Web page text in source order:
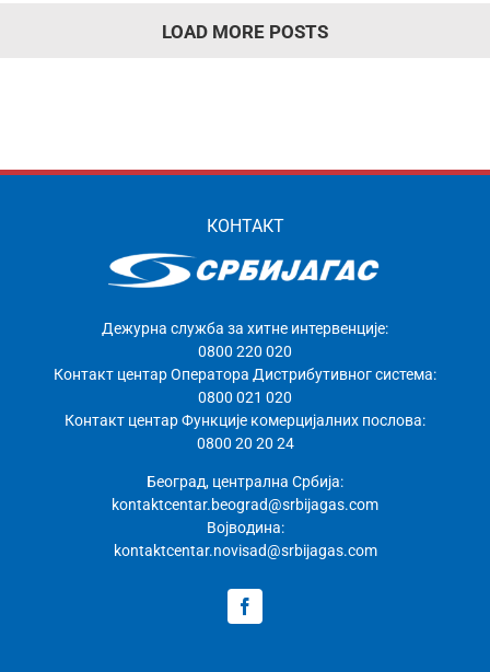
LOAD MORE POSTS
КОНТАКТ
Дежурна служба за хитне интервенције:
0800 220 020
Контакт центар Оператора Дистрибутивног система:
0800 021 020
Контакт центар Функције комерцијалних послова:
0800 20 20 24
Београд, централна Србија:
kontaktcentar.beograd@srbijagas.com
Војводина:
kontaktcentar.novisad@srbijagas.com